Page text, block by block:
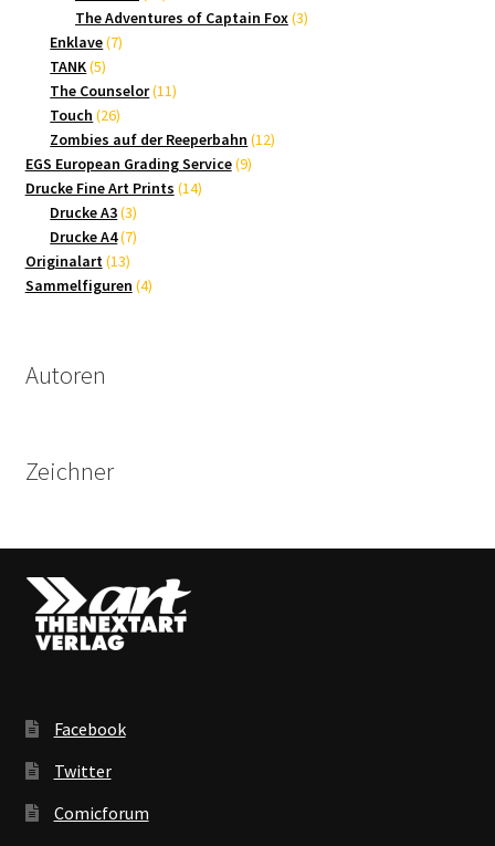
Produkte
The Adventures of Captain Fox 33
Enklave 77
TANK 55
Produkte
The Counselor 1111
Touch 2626
Produkte
Zombies auf der Reeperbahn 1212
EGS European Grading Service 99
Drucke Fine Art Prints 1414
Drucke A3 33
Produkte
Drucke A4 77
Originalart 1313
Produkte
Sammelfiguren 44
Autoren
Zeichner
Facebook
Twitter
Comicforum